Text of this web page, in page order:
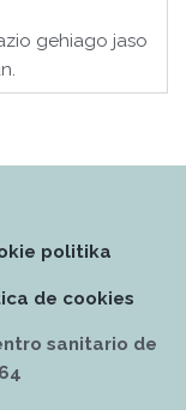
gehiago jaso
politika
de cookies
sanitario de